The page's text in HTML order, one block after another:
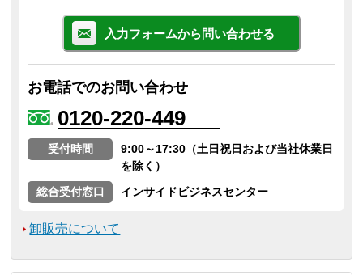
入力フォームから問い合わせる
お電話でのお問い合わせ
0120-220-449
受付時間
9:00～17:30（土日祝日および当社休業日
を除く）
総合受付窓口
インサイドビジネスセンター
卸販売について